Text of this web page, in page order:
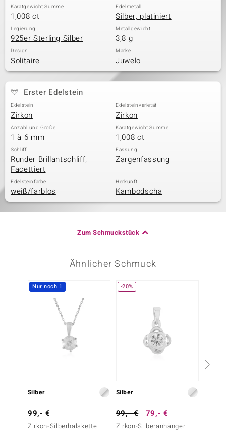
Karatgewicht Summe
1,008 ct
Edelmetall
Silber, platiniert
Legierung
925er Sterling Silber
Metallgewicht
3,8 g
Design
Solitaire
Marke
Juwelo
Erster Edelstein
Edelstein
Zirkon
Edelsteinvarietät
Zirkon
Anzahl und Größe
1 à 6 mm
Karatgewicht Summe
1,008 ct
Schliff
Runder Brillantschliff,
Facettiert
Fassung
Zargenfassung
Edelsteinfarbe
weiß/farblos
Herkunft
Kambodscha
Zum Schmuckstück
Ähnlicher Schmuck
Nur noch 1
Silber
99,- €
Zirkon-Silberhalskette
-20%
Silber
99,- € 79,- €
Zirkon-Silberanhänger